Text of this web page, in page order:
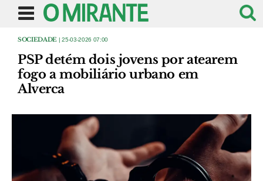
SOCIEDADE | 25-03-2026 07:00
PSP detém dois jovens por atearem
fogo a mobiliário urbano em
Alverca